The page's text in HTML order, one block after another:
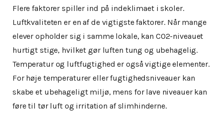
Flere faktorer spiller ind på indeklimaet i skoler.
Luftkvaliteten er en af de vigtigste faktorer. Når mange
elever opholder sig i samme lokale, kan CO2-niveauet
hurtigt stige, hvilket gør luften tung og ubehagelig.
Temperatur og luftfugtighed er også vigtige elementer.
For høje temperaturer eller fugtighedsniveauer kan
skabe et ubehageligt miljø, mens for lave niveauer kan
føre til tør luft og irritation af slimhinderne.